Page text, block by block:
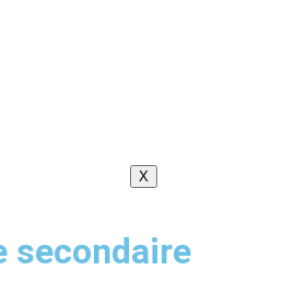
X
secondaire